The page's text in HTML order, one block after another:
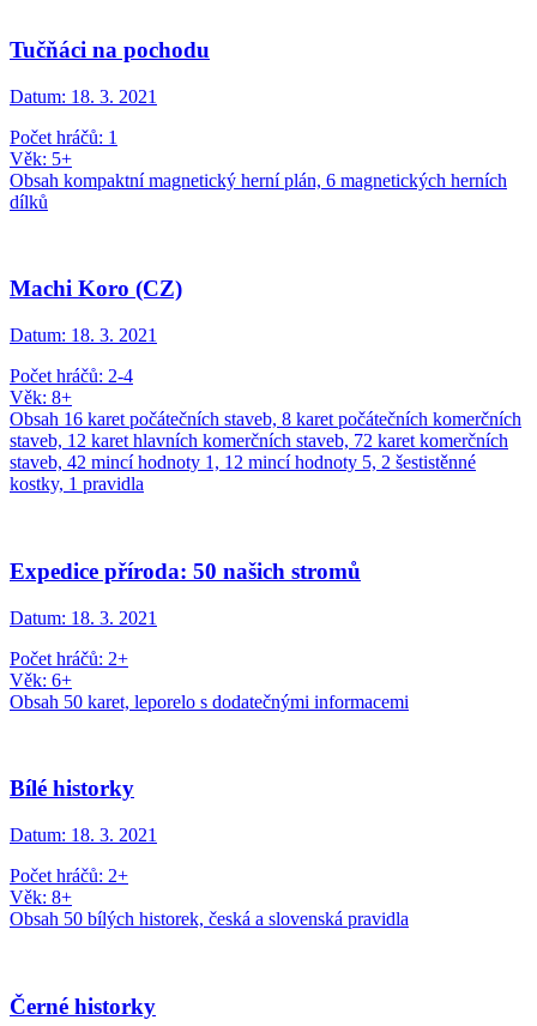
Tučňáci na pochodu
Datum: 18. 3. 2021
Počet hráčů: 1
Věk: 5+
Obsah kompaktní magnetický herní plán, 6 magnetických herních
dílků
Machi Koro (CZ)
Datum: 18. 3. 2021
Počet hráčů: 2-4
Věk: 8+
Obsah 16 karet počátečních staveb, 8 karet počátečních komerčních
staveb, 12 karet hlavních komerčních staveb, 72 karet komerčních
staveb, 42 mincí hodnoty 1, 12 mincí hodnoty 5, 2 šestistěnné
kostky, 1 pravidla
Expedice příroda: 50 našich stromů
Datum: 18. 3. 2021
Počet hráčů: 2+
Věk: 6+
Obsah 50 karet, leporelo s dodatečnými informacemi
Bílé historky
Datum: 18. 3. 2021
Počet hráčů: 2+
Věk: 8+
Obsah 50 bílých historek, česká a slovenská pravidla
Černé historky